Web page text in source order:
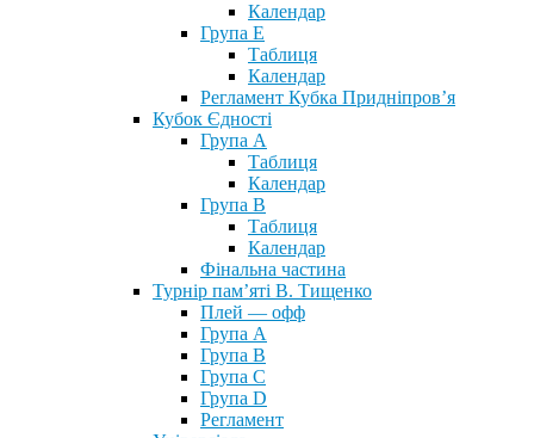
Календар
Група Е
Таблиця
Календар
Регламент Кубка Придніпров’я
Кубок Єдності
Група А
Таблиця
Календар
Група В
Таблиця
Календар
Фінальна частина
Турнір пам’яті В. Тищенко
Плей — офф
Група А
Група B
Група С
Група D
Регламент